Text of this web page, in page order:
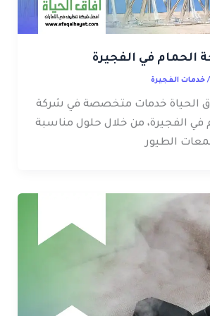
الحمام في الفجيرة
/خدمات الفجيرة
الحياة خدمات متخصصة في شركة
في الفجيرة، من خلال حلول مناسبة
الطيور